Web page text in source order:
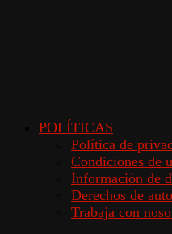
POLÍTICAS
Política de
Condiciones de
Información de
Derechos de
Trabaja con